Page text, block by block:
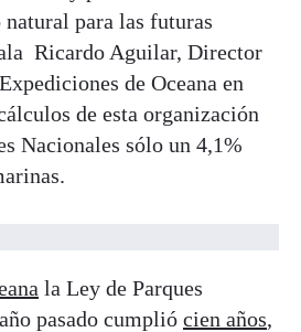
para las futuras
Ricardo Aguilar, Director
de Oceana en
de esta organización
Nacionales sólo un 4,1%
la Ley de Parques
pasado cumplió cien años,